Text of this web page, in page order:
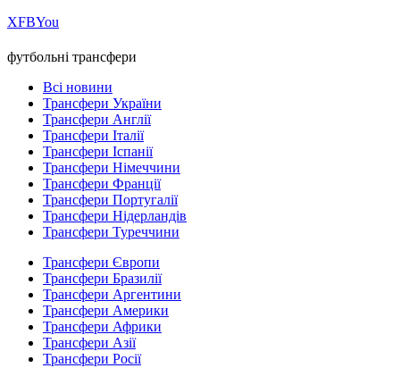
ХFBYou
футбольні трансфери
Всі новини
Трансфери України
Трансфери Англії
Трансфери Італії
Трансфери Іспанії
Трансфери Німеччини
Трансфери Франції
Трансфери Португалії
Трансфери Нідерландів
Трансфери Туреччини
Трансфери Європи
Трансфери Бразилії
Трансфери Аргентини
Трансфери Америки
Трансфери Африки
Трансфери Азії
Трансфери Росії